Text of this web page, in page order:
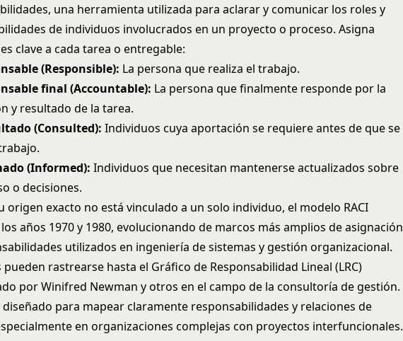
una herramienta utilizada para aclarar y comunicar los roles y
de individuos involucrados en un proyecto o proceso. Asigna
clave a cada tarea o entregable:
(Responsible): La persona que realiza el trabajo.
final (Accountable): La persona que finalmente responde por la
y resultado de la tarea.
(Consulted): Individuos cuya aportación se requiere antes de que se
(Informed): Individuos que necesitan mantenerse actualizados sobre
o decisiones.
origen exacto no está vinculado a un solo individuo, el modelo RACI
años 1970 y 1980, evolucionando de marcos más amplios de asignación
utilizados en ingeniería de sistemas y gestión organizacional.
pueden rastrearse hasta el Gráfico de Responsabilidad Lineal (LRC)
por Winifred Newman y otros en el campo de la consultoría de gestión.
diseñado para mapear claramente responsabilidades y relaciones de
en organizaciones complejas con proyectos interfuncionales.